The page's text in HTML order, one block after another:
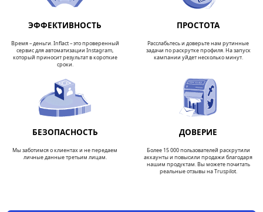
ЭФФЕКТИВНОСТЬ
Время – деньги. Inflact – это проверенный
сервис для автоматизации Instagram,
который приносит результат в короткие
сроки.
ПРОСТОТА
Расслабьтесь и доверьте нам рутинные
задачи по раскрутке профиля. На запуск
кампании уйдет несколько минут.
БЕЗОПАСНОСТЬ
Мы заботимся о клиентах и не передаем
личные данные третьим лицам.
ДОВЕРИЕ
Более 15 000 пользователей раскрутили
аккаунты и повысили продажи благодаря
нашим продуктам. Вы можете почитать
реальные отзывы на Truspilot.